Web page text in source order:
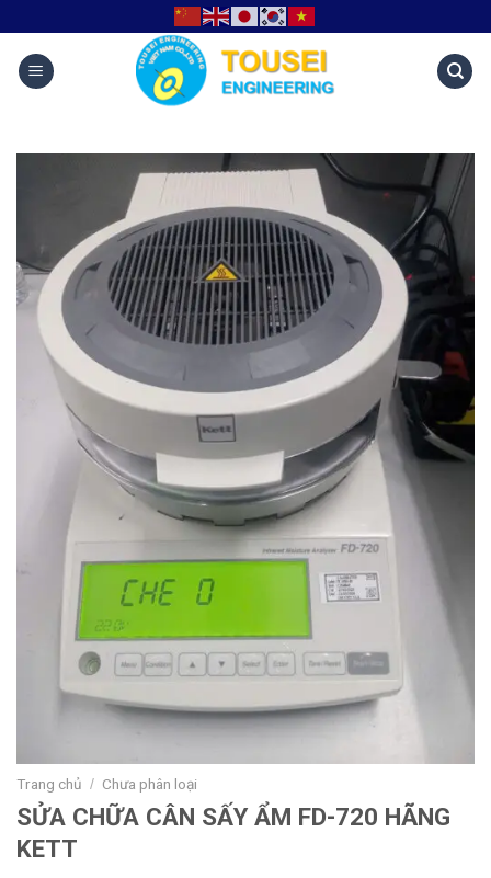
Trang chủ / Chưa phân loại
SỬA CHỮA CÂN SẤY ẨM FD-720 HÃNG
KETT